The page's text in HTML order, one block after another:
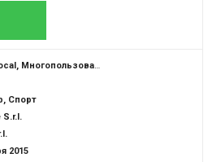
Многопользовательская
Спорт
S.r.l.
2015